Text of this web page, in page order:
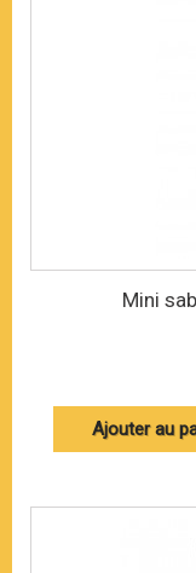
Mini
Ajouter au